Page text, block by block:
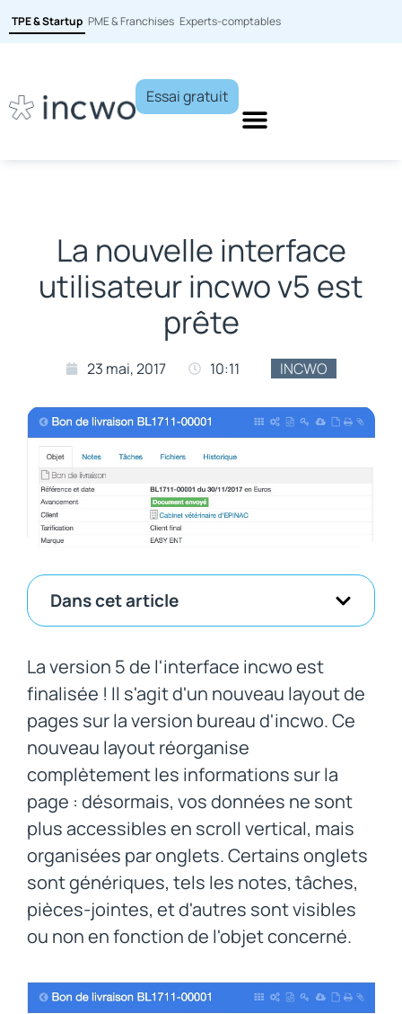
TPE & Startup PME & Franchises Experts-comptables
Essai gratuit
La nouvelle interface
utilisateur incwo v5 est
prête
23 mai, 2017 10:11 INCWO
Dans cet article
La version 5 de l'interface incwo est
finalisée ! Il s'agit d'un nouveau layout de
pages sur la version bureau d'incwo. Ce
nouveau layout réorganise
complètement les informations sur la
page : désormais, vos données ne sont
plus accessibles en scroll vertical, mais
organisées par onglets. Certains onglets
sont génériques, tels les notes, tâches,
pièces-jointes, et d'autres sont visibles
ou non en fonction de l'objet concerné.